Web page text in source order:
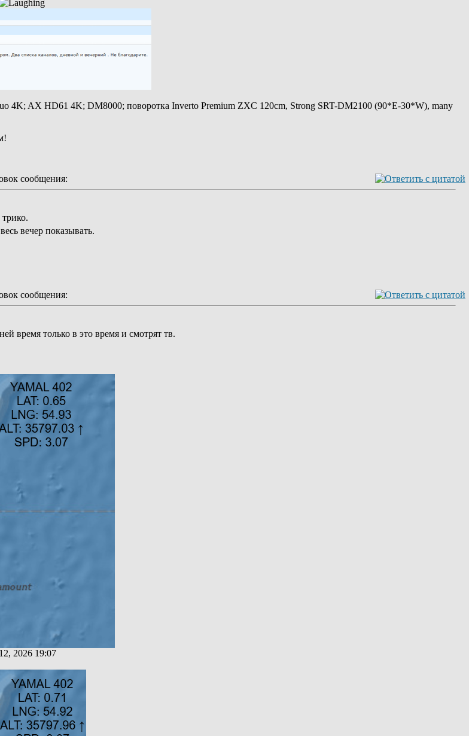
4K; AX HD61 4K; DM8000; поворотка Inverto Premium ZXC 120cm, Strong SRT-DM2100 (90*E-30*W), many
сообщения:
трико.
вечер показывать.
сообщения:
время только в это время и смотрят тв.
2026 19:07